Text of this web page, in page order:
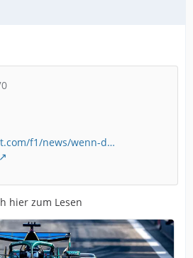
f1/news/wenn-d…
hier zum Lesen